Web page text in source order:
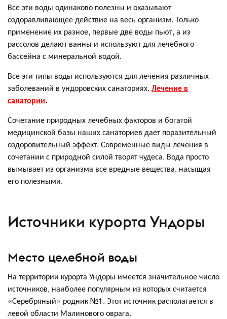
Все эти воды одинаково полезны и оказывают
оздоравливающее действие на весь организм. Только
применение их разное, первые две воды пьют, а из
рассолов делают ванны и используют для лечебного
бассейна с минеральной водой.
Все эти типы воды используются для лечения различных
заболеваний в ундоровских санаториях. Лечение в
санатории.
Сочетание природных лечебных факторов и богатой
медицинской базы наших санаториев дает поразительный
оздоровительный эффект. Современные виды лечения в
сочетании с природной силой творят чудеса. Вода просто
вымывает из организма все вредные вещества, насыщая
его полезными.
Источники курорта Ундоры
Место целебной воды
На территории курорта Ундоры имеется значительное число
источников, наиболее популярным из которых считается
«Серебряный» родник №1. Этот источник располагается в
левой области Малинового оврага.